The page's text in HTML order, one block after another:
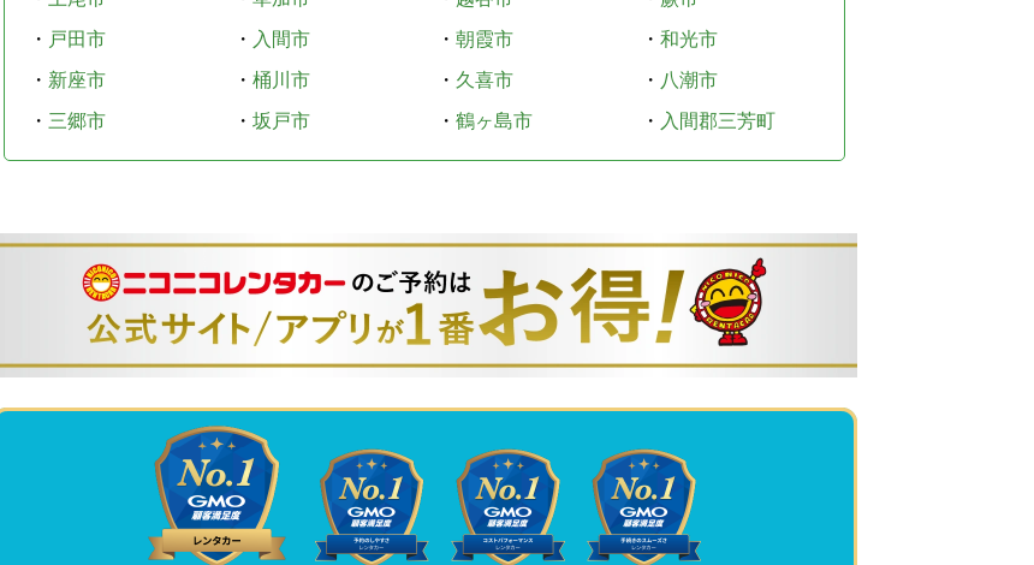
・ 戸田市 ・ 入間市 ・ 朝霞市 ・ 和光市
・ 新座市 ・ 桶川市 ・ 久喜市 ・ 八潮市
・ 三郷市 ・ 坂戸市 ・ 鶴ヶ島市 ・ 入間郡三芳町